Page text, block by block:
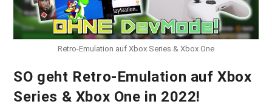
Retro-Emulation auf Xbox Series & Xbox One
SO geht Retro-Emulation auf Xbox
Series & Xbox One in 2022!